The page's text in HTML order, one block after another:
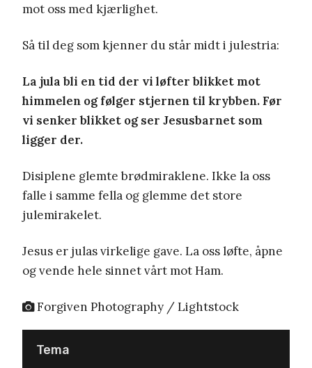
mot oss med kjærlighet.
Så til deg som kjenner du står midt i julestria:
La jula bli en tid der vi løfter blikket mot
himmelen og følger stjernen til krybben. Før
vi senker blikket og ser Jesusbarnet som
ligger der.
Disiplene glemte brødmiraklene. Ikke la oss
falle i samme fella og glemme det store
julemirakelet.
Jesus er julas virkelige gave. La oss løfte, åpne
og vende hele sinnet vårt mot Ham.
Forgiven Photography / Lightstock
Tema